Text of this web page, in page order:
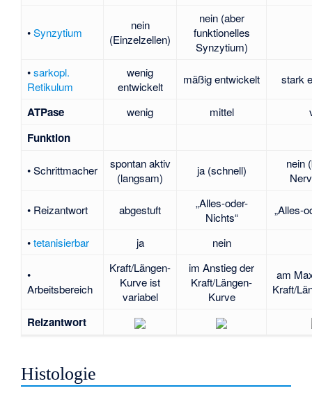
•Synzytium
nein
(Einzelzellen)
nein (aber
funktionelles
Synzytium)
•sarkopl.
Retikulum
wenig
entwickelt
mäßig entwickelt stark
ATPase wenig mittel
Funktion
• Schrittmacher
spontan aktiv
(langsam)
ja (schnell)
nein
• Reizantwort abgestuft
„Alles-oder-
Nichts“
„Alles-
•tetanisierbar ja nein
•
Arbeitsbereich
Kraft/Längen-
Kurve ist
variabel
im Anstieg der
Kraft/Längen-
Kurve
am
Kraft/
Reizantwort
Histologie